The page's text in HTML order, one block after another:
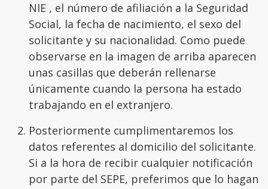
NIE , el número de afiliación a la Seguridad
Social, la fecha de nacimiento, el sexo del
solicitante y su nacionalidad. Como puede
observarse en la imagen de arriba aparecen
unas casillas que deberán rellenarse
únicamente cuando la persona ha estado
trabajando en el extranjero.
Posteriormente cumplimentaremos los
datos referentes al domicilio del solicitante.
Si a la hora de recibir cualquier notificación
por parte del SEPE, preferimos que lo hagan